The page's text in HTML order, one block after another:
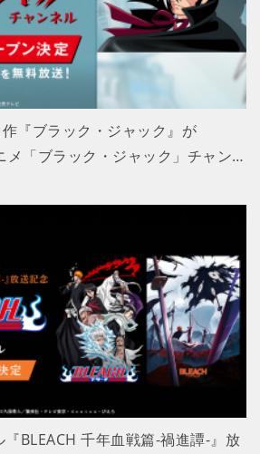
『ブラック・ジャック』が
メ「ブラック・ジャック」チャン…
BLEACH 千年血戦篇-禍進譚-』放